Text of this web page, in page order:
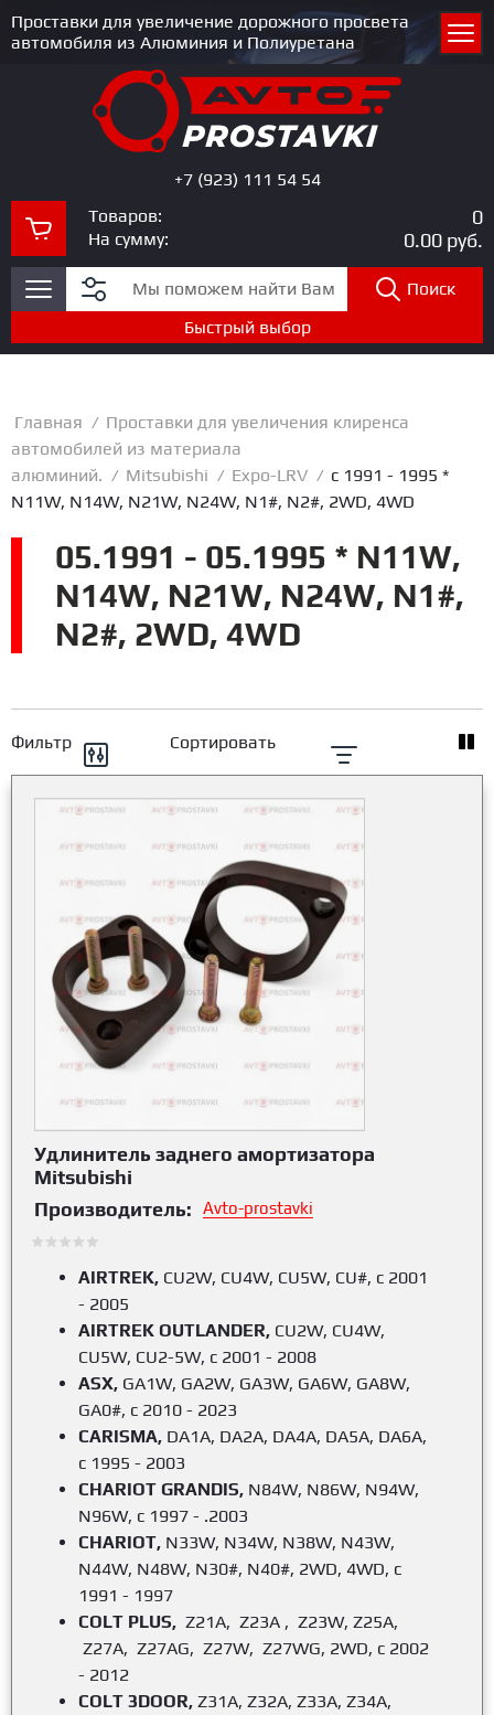
Проставки для увеличение дорожного просвета
автомобиля из Алюминия и Полиуретана
Поиск
+7 (923) 111 54 54
Товаров:
0
На сумму: 0.00 руб.
Быстрый выбор
Главная / Проставки для увеличения клиренса
автомобилей из материала
алюминий. / Mitsubishi / Expo-LRV / c 1991 - 1995 *
N11W, N14W, N21W, N24W, N1#, N2#, 2WD, 4WD
05.1991 - 05.1995 * N11W,
N14W, N21W, N24W, N1#,
N2#, 2WD, 4WD
Фильтр Сортировать
Удлинитель заднего амортизатора
Mitsubishi
Производитель:
Avto-prostavki
AIRTREK, CU2W, CU4W, CU5W, CU#, с 2001
- 2005
AIRTREK OUTLANDER, CU2W, CU4W,
CU5W, CU2-5W, с 2001 - 2008
ASX, GA1W, GA2W, GA3W, GA6W, GA8W,
GA0#, с 2010 - 2023
CARISMA, DA1A, DA2A, DA4A, DA5A, DA6A,
с 1995 - 2003
CHARIOT GRANDIS, N84W, N86W, N94W,
N96W, c 1997 - .2003
CHARIOT, N33W, N34W, N38W, N43W,
N44W, N48W, N30#, N40#, 2WD, 4WD, с
1991 - 1997
COLT PLUS, Z21A, Z23A , Z23W, Z25A,
Z27A, Z27AG, Z27W, Z27WG, 2WD, с 2002
- 2012
COLT 3DOOR, Z31A, Z32A, Z33A, Z34A,